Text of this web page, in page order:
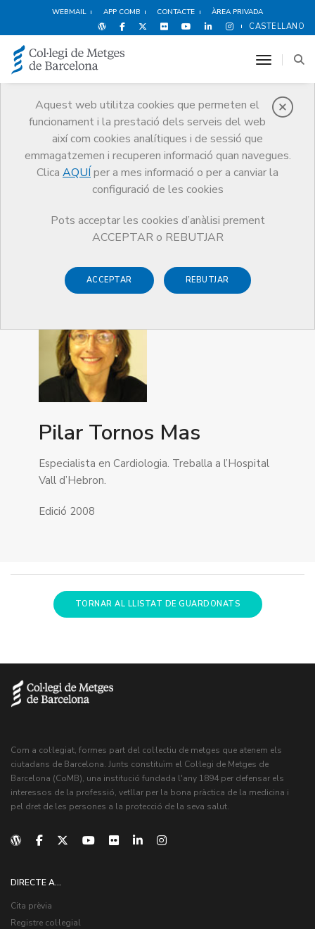
WEBMAIL APP COMB CONTACTE ÀREA PRIVADA
CASTELLANO
Aquest web utilitza cookies que permeten el
funcionament i la prestació dels serveis del web
així com cookies analítiques i de sessió que
emmagatzemen i recuperen informació quan navegues.
Clica AQUÍ per a mes informació o per a canviar la
configuració de les cookies
Pots acceptar les cookies d’anàlisi prement
ACCEPTAR o REBUTJAR
ACCEPTAR REBUTJAR
toggle
Premis
Premis Guardonat Edició 2008
Guardonat Edició 2008
Pilar Tornos Mas
Especialista en Cardiologia. Treballa a l’Hospital
Vall d’Hebron.
Edició 2008
TORNAR AL LLISTAT DE GUARDONATS
Com a col·legiat, formes part del col·lectiu de metges que atenem els
ciutadans de Barcelona. Junts constituïm el Col·legi de Metges de
Barcelona (CoMB), una institució fundada l'any 1894 per defensar els
interessos de la professió, vetllar per la bona pràctica de la medicina i
pel dret de les persones a la protecció de la seva salut.
DIRECTE A...
Cita prèvia
Registre col·legial